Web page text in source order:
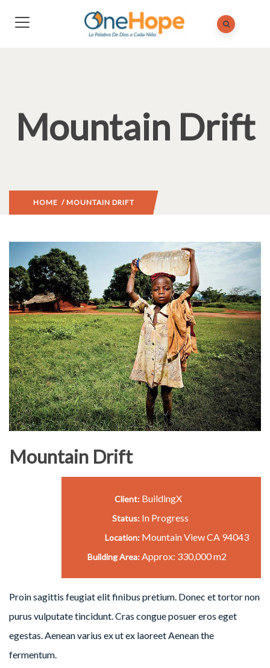
Mountain Drift
HOME / MOUNTAIN DRIFT
Mountain Drift
Client: BuildingX
Status: In Progress
Location: Mountain View CA 94043
Building Area: Approx: 330,000 m2
Proin sagittis feugiat elit finibus pretium. Donec et tortor non
purus vulputate tincidunt. Cras congue posuer eros eget
egestas. Aenean varius ex ut ex laoreet Aenean the
fermentum.